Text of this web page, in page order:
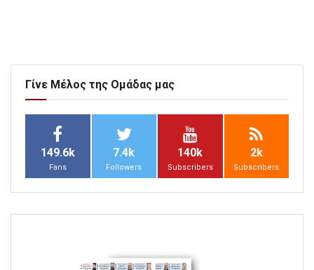
Γίνε Μέλος της Ομάδας μας
149.6k
Fans
7.4k
Followers
140k
Subscribers
2k
Subscribers